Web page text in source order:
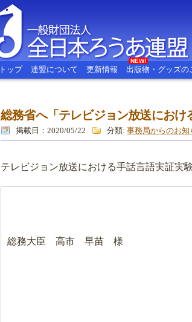
全日本ろうあ連盟
トップ
連盟について 更新情報 出版物・グッズの
NEW!
総務省へ「テレビジョン放送にお
掲載日：2020/05/22 分類: 事務局からのお知
テレビジョン放送における手話言語実証実
総務大臣 高市 早苗 様